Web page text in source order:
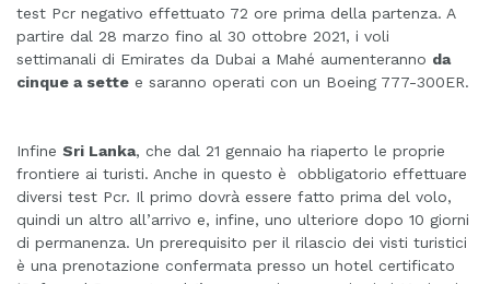
test Pcr negativo effettuato 72 ore prima della partenza. A
partire dal 28 marzo fino al 30 ottobre 2021, i voli
settimanali di Emirates da Dubai a Mahé aumenteranno da
cinque a sette e saranno operati con un Boeing 777-300ER.
Infine Sri Lanka, che dal 21 gennaio ha riaperto le proprie
frontiere ai turisti. Anche in questo è obbligatorio effettuare
diversi test Pcr. Il primo dovrà essere fatto prima del volo,
quindi un altro all’arrivo e, infine, uno ulteriore dopo 10 giorni
di permanenza. Un prerequisito per il rilascio dei visti turistici
è una prenotazione confermata presso un hotel certificato